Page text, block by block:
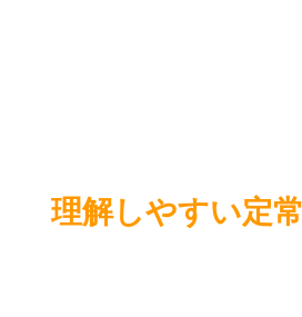
理解しやすい定